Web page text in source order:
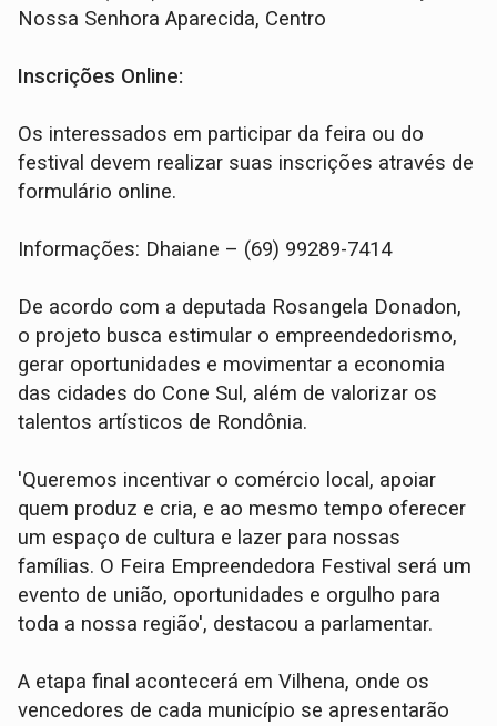
Nossa Senhora Aparecida, Centro
Inscrições Online:
Os interessados em participar da feira ou do
festival devem realizar suas inscrições através de
formulário online.
Informações: Dhaiane – (69) 99289-7414
De acordo com a deputada Rosangela Donadon,
o projeto busca estimular o empreendedorismo,
gerar oportunidades e movimentar a economia
das cidades do Cone Sul, além de valorizar os
talentos artísticos de Rondônia.
'Queremos incentivar o comércio local, apoiar
quem produz e cria, e ao mesmo tempo oferecer
um espaço de cultura e lazer para nossas
famílias. O Feira Empreendedora Festival será um
evento de união, oportunidades e orgulho para
toda a nossa região', destacou a parlamentar.
A etapa final acontecerá em Vilhena, onde os
vencedores de cada município se apresentarão